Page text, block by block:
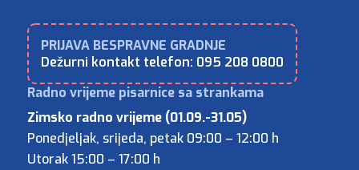
Dežurni kontakt telefon: 095 208 0800
Zimsko radno vrijeme (01.09.-31.05)
Ponedjeljak, srijeda, petak 09:00 – 12:00 h
Utorak 15:00 – 17:00 h